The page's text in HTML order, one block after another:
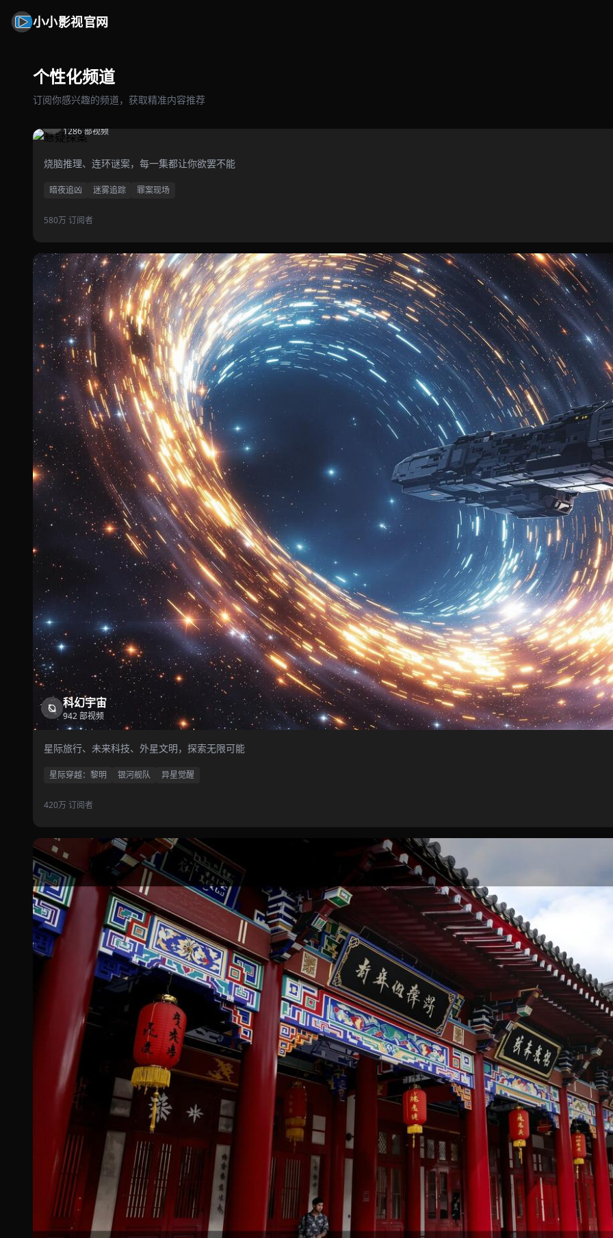
小小影视官网
个性化频道
订阅你感兴趣的频道，获取精准内容推荐
1286 部视频
烧脑推理、连环谜案，每一集都让你欲罢不能
暗夜追凶 迷雾追踪 罪案现场
580万 订阅者
科幻宇宙
942 部视频
星际旅行、未来科技、外星文明，探索无限可能
星际穿越：黎明 银河舰队 异星觉醒
420万 订阅者